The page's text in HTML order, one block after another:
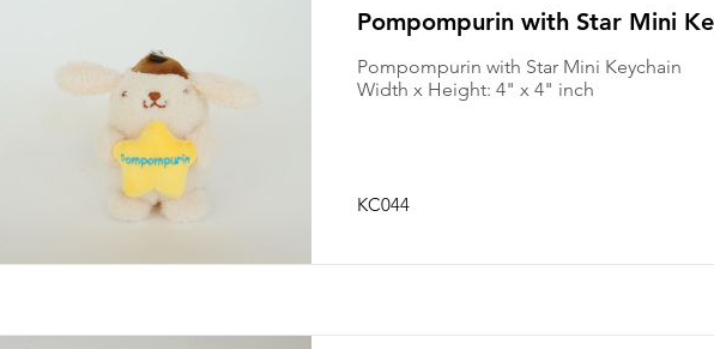
Pompompurin with Star Mini
Pompompurin with Star Mini Keychain
Width x Height: 4" x 4" inch
KC044